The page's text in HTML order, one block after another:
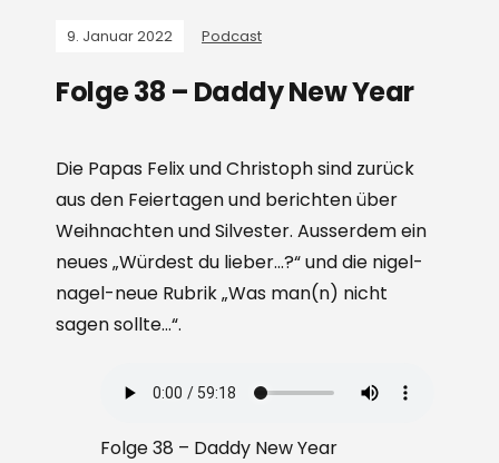
9. Januar 2022 Podcast
Folge 38 – Daddy New Year
Die Papas Felix und Christoph sind zurück
aus den Feiertagen und berichten über
Weihnachten und Silvester. Ausserdem ein
neues „Würdest du lieber…?“ und die nigel-
nagel-neue Rubrik „Was man(n) nicht
sagen sollte…“.
Folge 38 – Daddy New Year